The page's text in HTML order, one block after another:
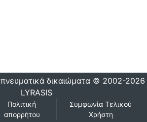
πνευματικά δικαιώματα © 2002-2026
LYRASIS
Πολιτική
απορρήτου
Συμφωνία Τελικού
Χρήστη